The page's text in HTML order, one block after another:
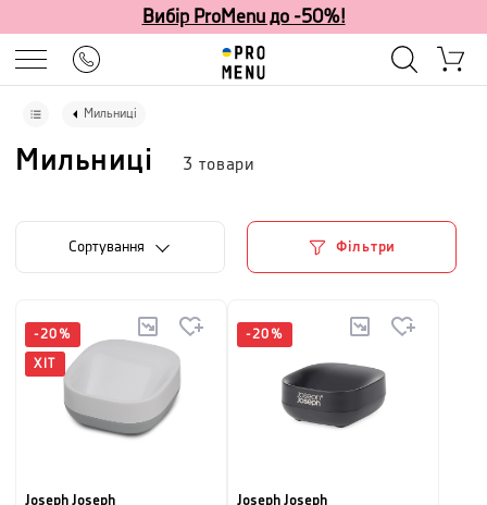
Вибір ProMenu до -50%!
Мильниці
Мильниці 3 товари
Сортування Фільтри
-20 %
ХІТ
Joseph Joseph
-20 %
Joseph Joseph